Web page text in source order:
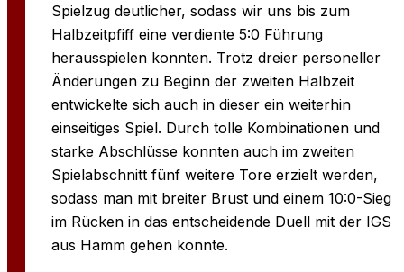
Spielzug deutlicher, sodass wir uns bis zum
Halbzeitpfiff eine verdiente 5:0 Führung
herausspielen konnten. Trotz dreier personeller
Änderungen zu Beginn der zweiten Halbzeit
entwickelte sich auch in dieser ein weiterhin
einseitiges Spiel. Durch tolle Kombinationen und
starke Abschlüsse konnten auch im zweiten
Spielabschnitt fünf weitere Tore erzielt werden,
sodass man mit breiter Brust und einem 10:0-Sieg
im Rücken in das entscheidende Duell mit der IGS
aus Hamm gehen konnte.